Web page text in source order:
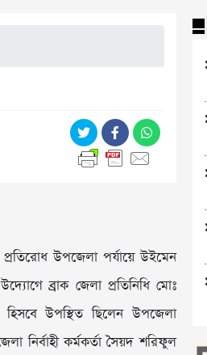
প্রতিরোধ উপজেলা পর্যায়ে উইমেন
ব্র্রাক জেলা প্রতিনিধি মোঃ
উপস্থিত ছিলেন উপজেলা
নির্বাহী কর্মকর্তা সৈয়দ শরিফুল